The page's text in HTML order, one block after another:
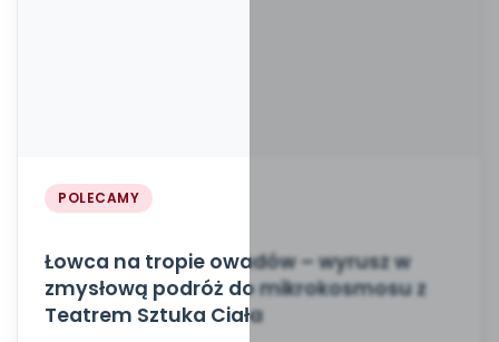
POLECAMY
Łowca na tropie owadów – wyrusz w
zmysłową podróż do mikrokosmosu z
Teatrem Sztuka Ciała